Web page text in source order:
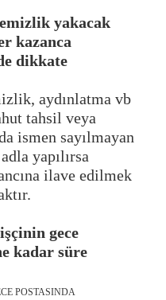
yakacak
kazanca
dikkate
aydınlatma vb
tahsil veya
ismen sayılmayan
yapılırsa
ilave edilmek
gece
kadar süre
POSTASINDA